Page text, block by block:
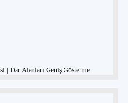
| Dar Alanları Geniş Gösterme